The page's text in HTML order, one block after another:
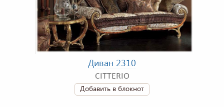
Диван 2310
CITTERIO
Добавить в блокнот